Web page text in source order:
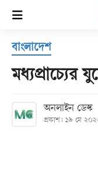
হোম
বাংলাদেশ
মধ্যপ্রাচ্যের
অনলাইন ডেস্ক
প্রকাশ: ১৯ মে